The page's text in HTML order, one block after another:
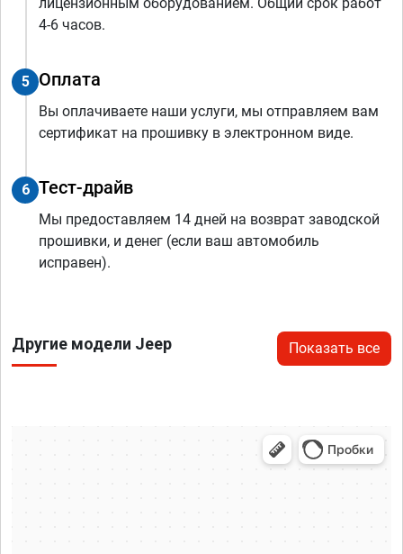
4-6 часов.
5 Оплата
Вы оплачиваете наши услуги, мы отправляем вам
сертификат на прошивку в электронном виде.
6 Тест-драйв
Мы предоставляем 14 дней на возврат заводской
прошивки, и денег (если ваш автомобиль
исправен).
Другие модели Jeep Показать все